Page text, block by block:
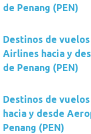
de Penang (PEN)
Destinos de
Airlines hacia y
de Penang (PEN)
Destinos de
hacia y desde
Penang (PEN)